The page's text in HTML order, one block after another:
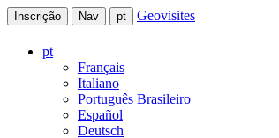
Inscrição Nav pt Geovisites
pt
Français
Italiano
Português Brasileiro
Español
Deutsch